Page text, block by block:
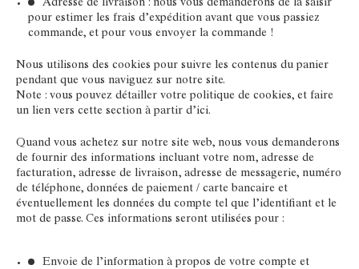
Adresse de livraison : nous vous demanderons de la saisir
pour estimer les frais d’expédition avant que vous passiez
commande, et pour vous envoyer la commande !
Nous utilisons des cookies pour suivre les contenus du panier
pendant que vous naviguez sur notre site.
Note : vous pouvez détailler votre politique de cookies, et faire
un lien vers cette section à partir d’ici.
Quand vous achetez sur notre site web, nous vous demanderons
de fournir des informations incluant votre nom, adresse de
facturation, adresse de livraison, adresse de messagerie, numéro
de téléphone, données de paiement / carte bancaire et
éventuellement les données du compte tel que l’identifiant et le
mot de passe. Ces informations seront utilisées pour :
Envoie de l’information à propos de votre compte et